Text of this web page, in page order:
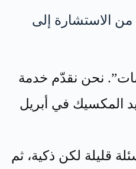
الاستشارة إلى
نحن نقدّم خدمة
المكسيك في أبريل
قليلة لكن ذكية، ثم